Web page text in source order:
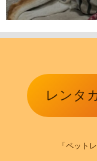
レンタ
「ペット